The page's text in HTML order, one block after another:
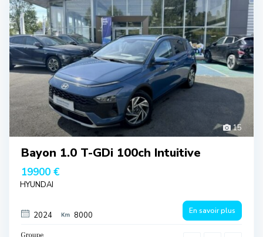
15
Bayon 1.0 T-GDi 100ch Intuitive
19900 €
HYUNDAI
2024 8000 En savoir plus